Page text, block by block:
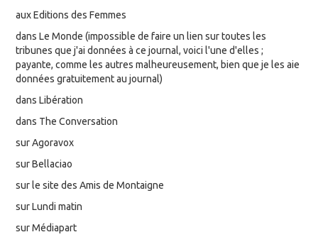
aux Editions des Femmes
dans Le Monde (impossible de faire un lien sur toutes les
tribunes que j'ai données à ce journal, voici l'une d'elles ;
payante, comme les autres malheureusement, bien que je les aie
données gratuitement au journal)
dans Libération
dans The Conversation
sur Agoravox
sur Bellaciao
sur le site des Amis de Montaigne
sur Lundi matin
sur Médiapart